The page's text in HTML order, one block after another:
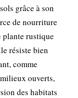
grâce à son
de nourriture
plante rustique
résiste bien
comme
ouverts,
des habitats